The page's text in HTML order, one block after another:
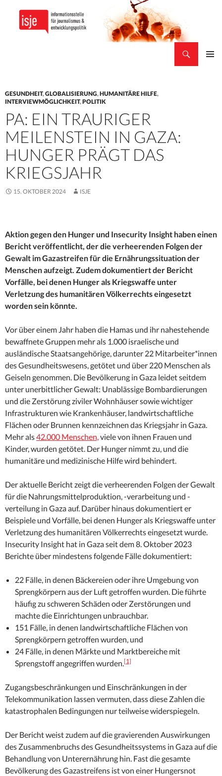
GESUNDHEIT,GLOBALISIERUNG,HUMANITÄRE HILFE,
INTERVIEWMÖGLICHKEIT,POLITIK
PA: EIN TRAURIGER
MEILENSTEIN IN GAZA:
HUNGER PRÄGT DAS
KRIEGSJAHR
15. OKTOBER 2024 ISJE
Aktion gegen den Hunger und Insecurity Insight haben einen
Bericht veröffentlicht, der die verheerenden Folgen der
Gewalt im Gazastreifen für die Ernährungssituation der
Menschen aufzeigt. Zudem dokumentiert der Bericht
Vorfälle, bei denen Hunger als Kriegswaffe unter
Verletzung des humanitären Völkerrechts eingesetzt
worden sein könnte.
Vor über einem Jahr haben die Hamas und ihr nahestehende
bewaffnete Gruppen mehr als 1.000 israelische und
ausländische Staatsangehörige, darunter 22 Mitarbeiter*innen
des Gesundheitswesens, getötet und über 220 Menschen als
Geiseln genommen. Die Bevölkerung in Gaza leidet seitdem
unter unerbittlicher Gewalt: Unablässige Bombardierungen
und die Zerstörung ziviler Wohnhäuser sowie wichtiger
Infrastrukturen wie Krankenhäuser, landwirtschaftliche
Flächen oder Brunnen kennzeichnen das Kriegsjahr in Gaza.
Mehr als42.000 Menschen,viele von ihnen Frauen und
Kinder, wurden getötet. Der Hunger nimmt zu, und die
humanitäre und medizinische Hilfe wird behindert.
Der aktuelle Bericht zeigt die verheerenden Folgen der Gewalt
für die Nahrungsmittelproduktion, -verarbeitung und -
verteilung in Gaza auf. Darüber hinaus dokumentiert er
Beispiele und Vorfälle, bei denen Hunger als Kriegswaffe unter
Verletzung des humanitären Völkerrechts eingesetzt wurde.
Insecurity Insight hat in Gaza seit dem 8. Oktober 2023
Berichte über mindestens folgende Fälle dokumentiert:
22 Fälle, in denen Bäckereien oder ihre Umgebung von
Sprengkörpern aus der Luft getroffen wurden. Die führte
häufig zu schweren Schäden oder Zerstörungen und
machte die Einrichtungen unbrauchbar.
151 Fälle, in denen landwirtschaftliche Flächen von
Sprengkörpern getroffen wurden, und
24 Fälle, in denen Märkte und Marktbereiche mit
Sprengstoff angegriffen wurden.[1]
Zugangsbeschränkungen und Einschränkungen in der
Telekommunikation lassen vermuten, dass diese Zahlen die
katastrophalen Bedingungen nur teilweise widerspiegeln.
Der Bericht weist zudem auf die gravierenden Auswirkungen
des Zusammenbruchs des Gesundheitssystems in Gaza auf die
Behandlung von Unterernährung hin. Fast die gesamte
Bevölkerung des Gazastreifens ist von einer Hungersnot